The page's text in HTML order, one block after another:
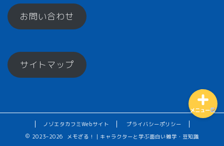
お問い合わせ
サイトマップ
ノゾエタカフミWebサイト
プライバシーポリシー
2023–2026 メモざる！｜キャラクターと学ぶ面白い雑学・豆知識
メニュー